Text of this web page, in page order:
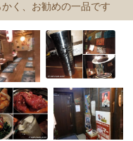
く、お勧めの一品です